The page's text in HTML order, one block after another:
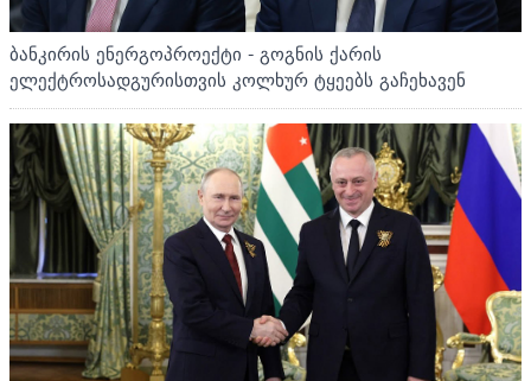
ბანკირის ენერგოპროექტი - გოგნის ქარის
ელექტროსადგურისთვის კოლხურ ტყეებს გაჩეხავენ